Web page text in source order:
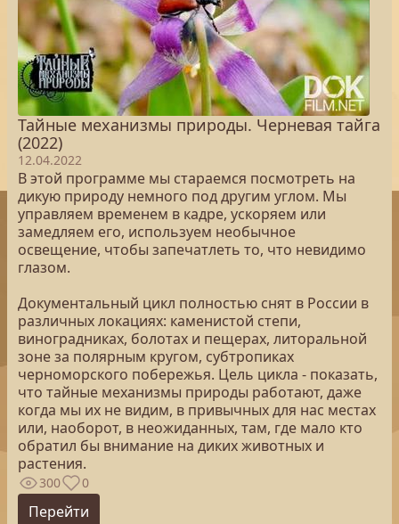
Тайные механизмы природы. Черневая тайга
(2022)
12.04.2022
В этой программе мы стараемся посмотреть на
дикую природу немного под другим углом. Мы
управляем временем в кадре, ускоряем или
замедляем его, используем необычное
освещение, чтобы запечатлеть то, что невидимо
глазом.
Документальный цикл полностью снят в России в
различных локациях: каменистой степи,
виноградниках, болотах и пещерах, литоральной
зоне за полярным кругом, субтропиках
черноморского побережья. Цель цикла - показать,
что тайные механизмы природы работают, даже
когда мы их не видим, в привычных для нас местах
или, наоборот, в неожиданных, там, где мало кто
обратил бы внимание на диких животных и
растения.
300 0
Перейти